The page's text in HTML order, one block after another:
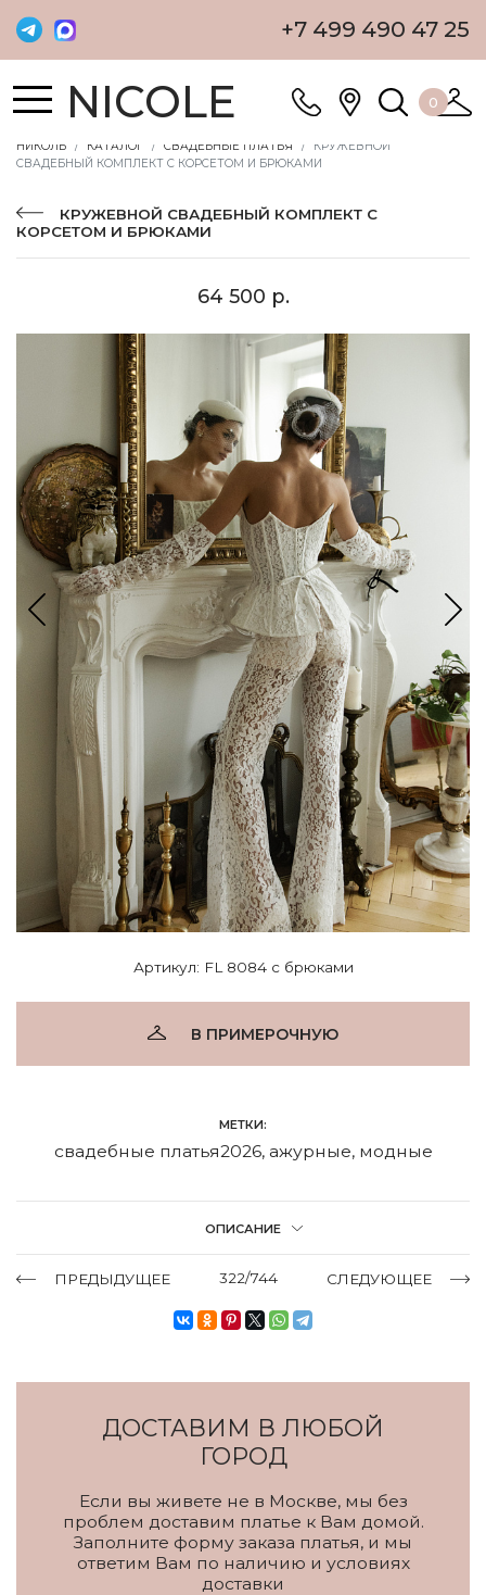
+7 499 490 47 25
NICOLE 0
НИКОЛЬ КАТАЛОГ СВАДЕБНЫЕ ПЛАТЬЯ
КРУЖЕВНОЙ
СВАДЕБНЫЙ КОМПЛЕКТ С КОРСЕТОМ И БРЮКАМИ
КРУЖЕВНОЙ СВАДЕБНЫЙ КОМПЛЕКТ С
КОРСЕТОМ И БРЮКАМИ
64 500 р.
Артикул: FL 8084 с брюками
В ПРИМЕРОЧНУЮ
МЕТКИ:
свадебные платья2026, ажурные, модные
ОПИСАНИЕ
ПРЕДЫДУЩЕЕ 322/744 СЛЕДУЮЩЕЕ
ДОСТАВИМ В ЛЮБОЙ
ГОРОД
Если вы живете не в Москве, мы без
проблем доставим платье к Вам домой.
Заполните форму заказа платья, и мы
ответим Вам по наличию и условиях
доставки